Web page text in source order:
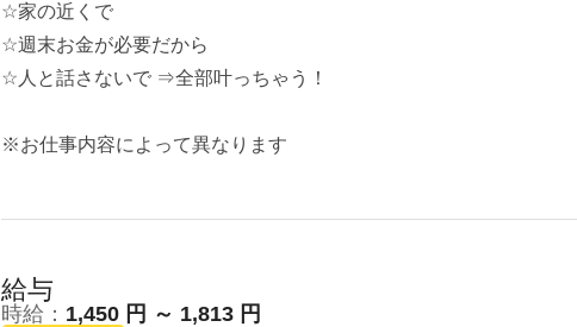
☆家の近くで
☆週末お金が必要だから
☆人と話さないで ⇒全部叶っちゃう！
※お仕事内容によって異なります
給与
時給： 1,450 円 ～ 1,813 円